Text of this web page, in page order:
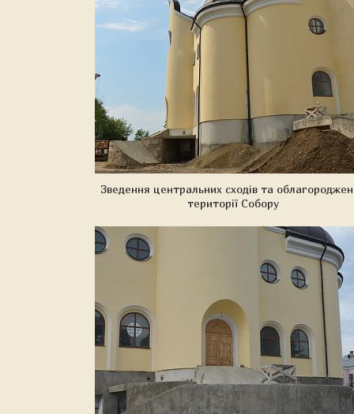
Зведення центральних сходів та
території Собору